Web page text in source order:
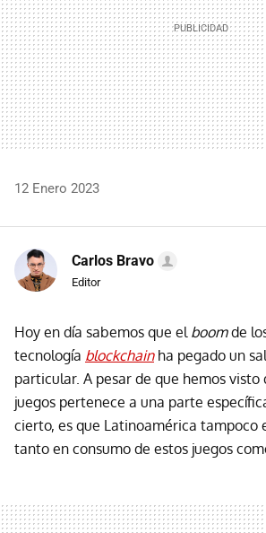
12 Enero 2023
Carlos Bravo
Editor
Hoy en día sabemos que el boomde
tecnología blockchainha pegado un
particular. A pesar de que hemos visto
juegos pertenece a una parte
cierto, es que Latinoamérica tampoco
tanto en consumo de estos juegos